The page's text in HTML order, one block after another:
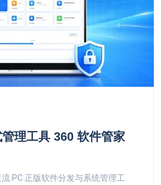
理工具 360 软件管家
PC 正版软件分发与系统管理工